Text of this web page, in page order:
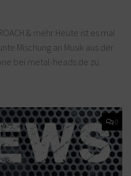
& mehr Heute ist es mal
Mischung an Musik aus der
bei metal-heads.de zu
0